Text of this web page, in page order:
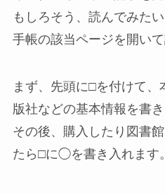
もしろそう、読んでみた
手帳の該当ページを開いて
まず、先頭に□を付けて、
版社などの基本情報を書き
その後、購入したり図書
たら□に◯を書き入れます。